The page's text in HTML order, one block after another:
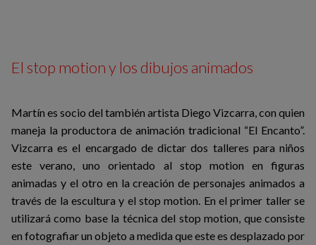
El stop motion y los dibujos animados
Martín es socio del también artista Diego Vizcarra, con quien
maneja la productora de animación tradicional “El Encanto”.
Vizcarra es el encargado de dictar dos talleres para niños
este verano, uno orientado al stop motion en figuras
animadas y el otro en la creación de personajes animados a
través de la escultura y el stop motion. En el primer taller se
utilizará como base la técnica del stop motion, que consiste
en fotografiar un objeto a medida que este es desplazado por
¡ESTUDIA CON NOSOTROS!
CURSOS PROGRAMAS